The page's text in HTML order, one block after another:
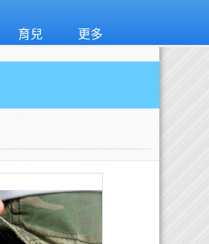
育兒 更多